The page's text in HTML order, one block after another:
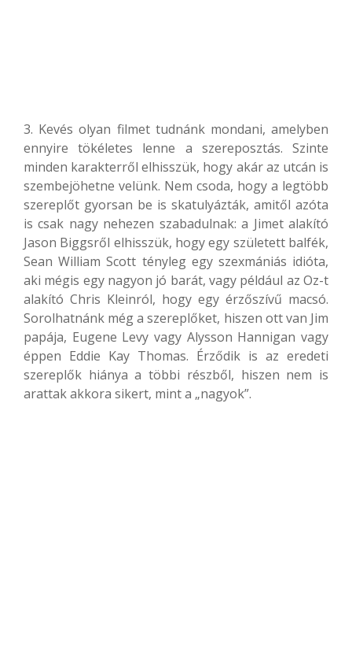
3. Kevés olyan filmet tudnánk mondani, amelyben
ennyire tökéletes lenne a szereposztás. Szinte
minden karakterről elhisszük, hogy akár az utcán is
szembejöhetne velünk. Nem csoda, hogy a legtöbb
szereplőt gyorsan be is skatulyázták, amitől azóta
is csak nagy nehezen szabadulnak: a Jimet alakító
Jason Biggsről elhisszük, hogy egy született balfék,
Sean William Scott tényleg egy szexmániás idióta,
aki mégis egy nagyon jó barát, vagy például az Oz-t
alakító Chris Kleinról, hogy egy érzőszívű macsó.
Sorolhatnánk még a szereplőket, hiszen ott van Jim
papája, Eugene Levy vagy Alysson Hannigan vagy
éppen Eddie Kay Thomas. Érződik is az eredeti
szereplők hiánya a többi részből, hiszen nem is
arattak akkora sikert, mint a „nagyok”.